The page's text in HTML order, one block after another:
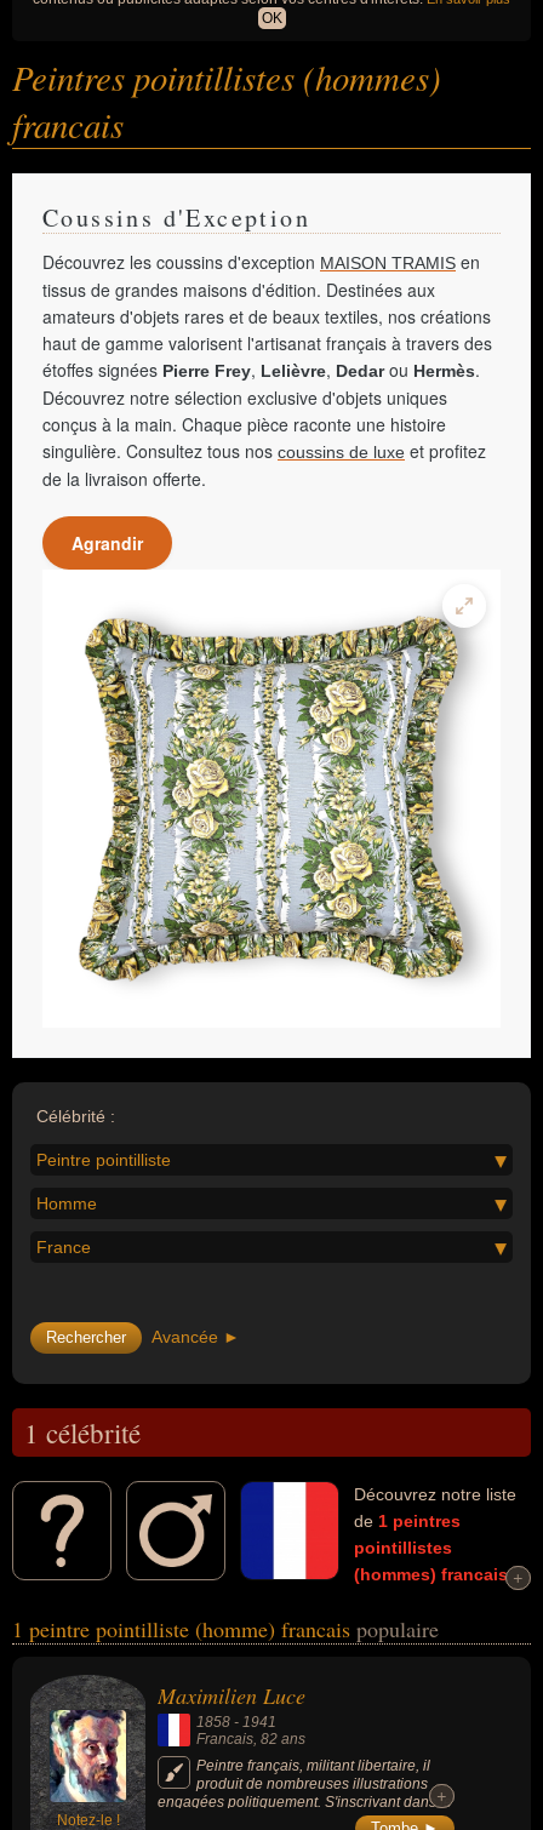
OK
Peintres pointillistes (hommes)
francais
Coussins d'Exception
Découvrez les coussins d'exception MAISON TRAMIS en
tissus de grandes maisons d'édition. Destinées aux
amateurs d'objets rares et de beaux textiles, nos créations
haut de gamme valorisent l'artisanat français à travers des
étoffes signées Pierre Frey, Lelièvre, Dedarou Hermès.
Découvrez notre sélection exclusive d'objets uniques
conçus à la main. Chaque pièce raconte une histoire
singulière. Consultez tous nos coussins de luxe et profitez
de la livraison offerte.
Agrandir
Célébrité :
Peintre pointilliste
Homme
France
Avancée ►
1 célébrité
Découvrez notre liste
de 1 peintres
pointillistes
(hommes) francais
personnalités (de sexe masculin) peuvent avoir des liens variés
peuvent également avoir été affichiste, artiste, graveur, homme
politique, militant, militant libertaire, peintre ou peintre portraitiste.
+
+
1 peintre pointilliste (homme) francais populaire
Notez-le !
Maximilien Luce
1858 - 1941
Francais, 82 ans
Peintre français, militant libertaire, il
produit de nombreuses illustrations
engagées politiquement. S'inscrivant dans le
mouvement néo-impressionniste, il use de la
+
+